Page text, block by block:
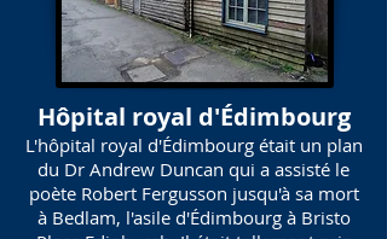
Hôpital royal d'Édimbourg
L'hôpital royal d'Édimbourg était un plan
du Dr Andrew Duncan qui a assisté le
poète Robert Fergusson jusqu'à sa mort
à Bedlam, l'asile d'Édimbourg à Bristo